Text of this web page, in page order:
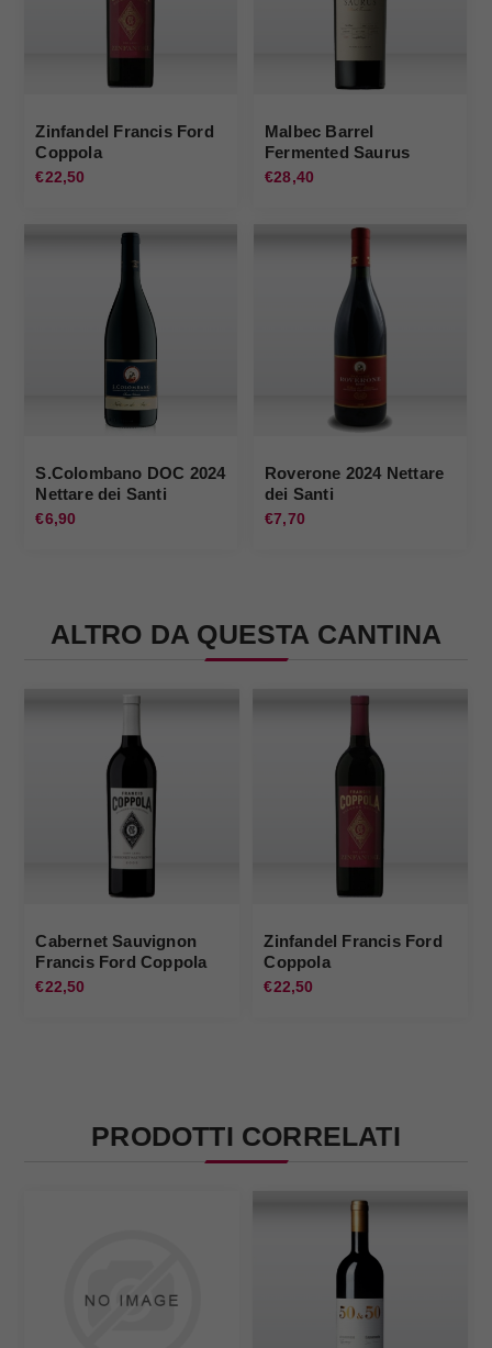
Zinfandel Francis Ford
Coppola
€22,50
Malbec Barrel
Fermented Saurus
Saurus
€28,40
S.Colombano DOC 2024
Nettare dei Santi
€6,90
Roverone 2024 Nettare
dei Santi
€7,70
ALTRO DA QUESTA CANTINA
Cabernet Sauvignon
Francis Ford Coppola
€22,50
Zinfandel Francis Ford
Coppola
€22,50
PRODOTTI CORRELATI